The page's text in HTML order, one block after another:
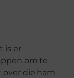
is er
om te
over die ham